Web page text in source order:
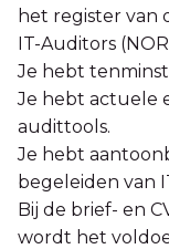
het register van
IT-Auditors
Je hebt
Je hebt actuele
audittools.
Je hebt
begeleiden van
Bij de brief- en
wordt het